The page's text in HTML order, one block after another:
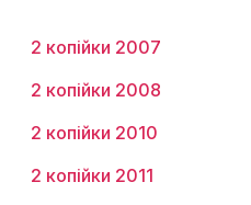
2 копійки 2007
2 копійки 2008
2 копійки 2010
2 копійки 2011